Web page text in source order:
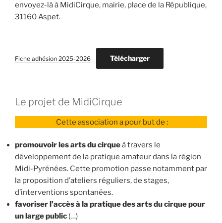
envoyez-là à MidiCirque, mairie, place de la République,
31160 Aspet.
Fiche adhésion 2025-2026 Télécharger
Le projet de MidiCirque
Cette association a pour but de :
promouvoir les arts du cirqueà travers le
développement de la pratique amateur dans la région
Midi-Pyrénées. Cette promotion passe notamment par
la proposition d’ateliers réguliers, de stages,
d’interventions spontanées.
favoriser l’accès à la pratique des arts du cirque pour
un large public (…)